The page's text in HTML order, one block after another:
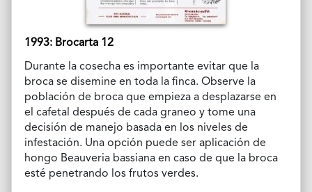
1993: Brocarta 12
Durante la cosecha es importante evitar que la
broca se disemine en toda la finca. Observe la
población de broca que empieza a desplazarse en
el cafetal después de cada graneo y tome una
decisión de manejo basada en los niveles de
infestación. Una opción puede ser aplicación de
hongo Beauveria bassiana en caso de que la broca
esté penetrando los frutos verdes.